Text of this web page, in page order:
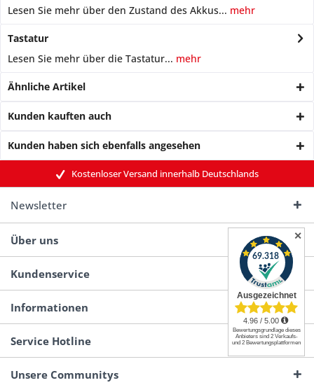
Lesen Sie mehr über den Zustand des Akkus... mehr
Tastatur
Lesen Sie mehr über die Tastatur... mehr
Ähnliche Artikel
Kunden kauften auch
Kunden haben sich ebenfalls angesehen
Kostenloser Versand innerhalb Deutschlands
Newsletter
Über uns
Kundenservice
Informationen
Service Hotline
Unsere Communitys
✕